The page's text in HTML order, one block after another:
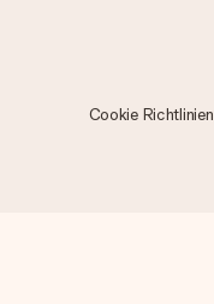
Cookie Richtlinien